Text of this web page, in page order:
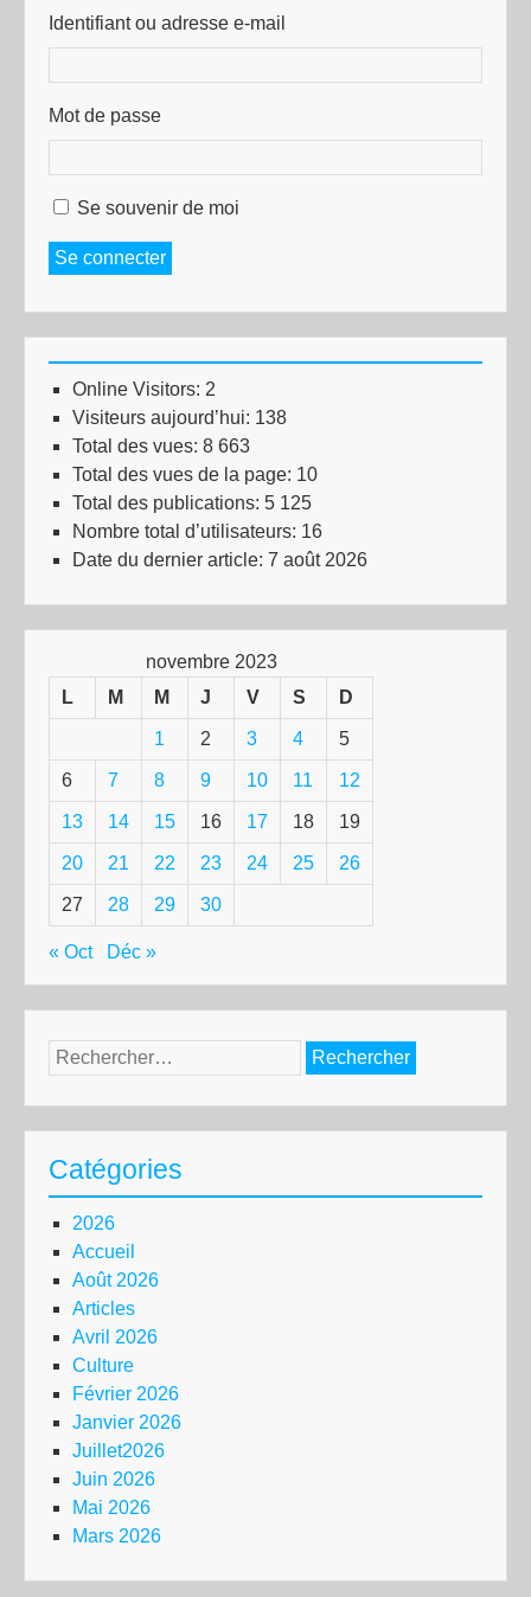
Identifiant ou adresse e-mail
Mot de passe
Se souvenir de moi
Se connecter
Online Visitors: 2
Visiteurs aujourd’hui: 138
Total des vues: 8 663
Total des vues de la page: 10
Total des publications: 5 125
Nombre total d’utilisateurs: 16
Date du dernier article: 7 août 2026
novembre 2023
L
M M J V S D
1 2 3 4 5
6 7 8 9 10 11 12
13 14 15 16 17 18 19
20 21 22 23 24 25 26
27 28 29 30
« Oct Déc »
Rechercher :
Catégories
2026
Accueil
Août 2026
Articles
Avril 2026
Culture
Février 2026
Janvier 2026
Juillet2026
Juin 2026
Mai 2026
Mars 2026